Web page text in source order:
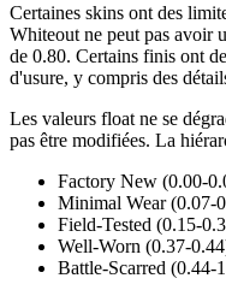
Certaines skins ont des
Whiteout ne peut pas avoir
de 0.80. Certains finis ont
d'usure, y compris des
Les valeurs float ne se
pas être modifiées. La
Factory New (0.00-
Minimal Wear (0.07-
Field-Tested (0.15-
Well-Worn (0.37-
Battle-Scarred (0.44-